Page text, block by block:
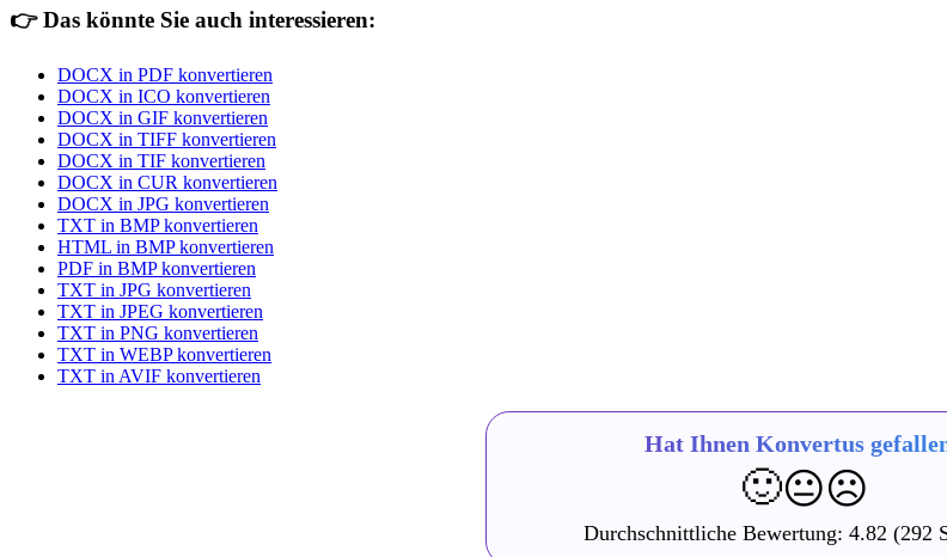
👉Das könnte Sie auch interessieren:
DOCX in PDF konvertieren
DOCX in ICO konvertieren
DOCX in GIF konvertieren
DOCX in TIFF konvertieren
DOCX in TIF konvertieren
DOCX in CUR konvertieren
DOCX in JPG konvertieren
TXT in BMP konvertieren
HTML in BMP konvertieren
PDF in BMP konvertieren
TXT in JPG konvertieren
TXT in JPEG konvertieren
TXT in PNG konvertieren
TXT in WEBP konvertieren
TXT in AVIF konvertieren
Hat Ihnen Konvertus
🙂😐☹️
Durchschnittliche Bewertung: 4.82 (292